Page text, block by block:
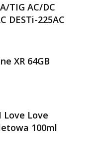
TIG AC/DC
DESTi-225AC
XR 64GB
Love Love
100ml